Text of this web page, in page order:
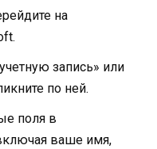
на
запись» или
по ней.
поля в
ваше имя,